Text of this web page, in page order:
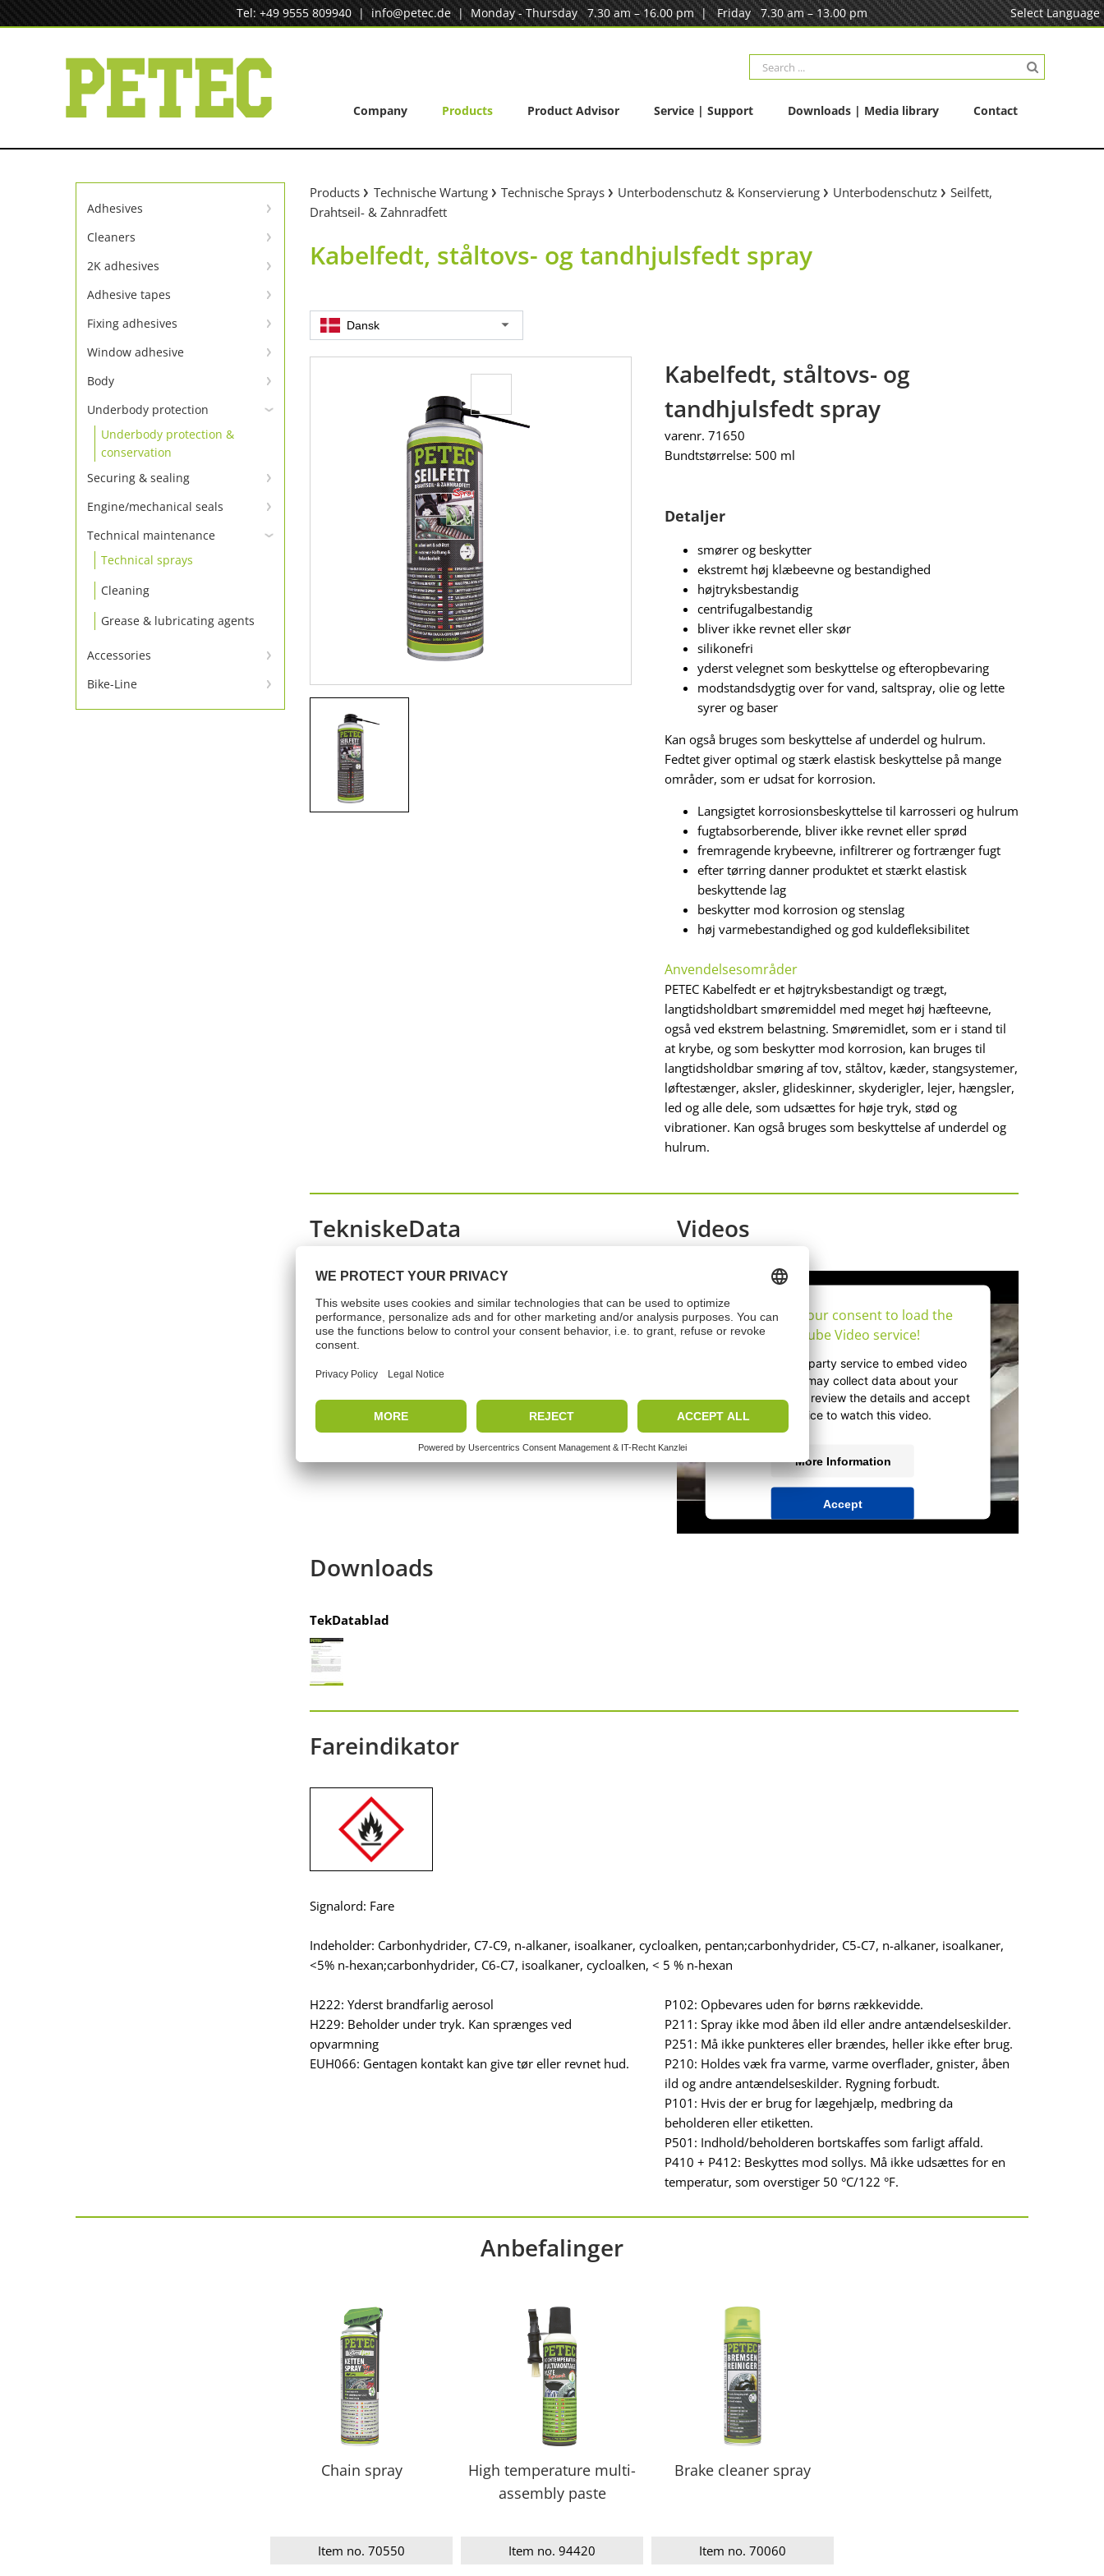
to
Tel: +49 9555 809940 |info@petec.de| Monday - Thursday 7.30 am – 16.00 pm | Friday 7.30 am – 13.00 pm Select Language
Search
for:
Company Products Product Advisor Service | Support Downloads | Media library Contact
Adhesives
Instant adhesives
SpeedBond adhesive system
Contact adhesives
Cleaners
Cleaners
2K adhesives
Universal repair
Metal repair
Adhesive tapes
TapeLine adhesive tapes
Fixing adhesives
Adhesion & sealing adhesive
Window adhesive
Window adhesion – primer not
Window adhesive Set
Window adhesive
Window adhesion accessories
Body
Body adhesive and sealant
Body repair
Underbody protection
Underbody protection &
conservation
Securing & sealing
Tighten screws
Locking
Sealing
Thread seals
Engine/mechanical seals
Engine sealants
Additive
Technical maintenance
Technical sprays
Cleaning
Grease & lubricating agents
Accessories
Accessories
Applicator guns
Bike-Line
Bike-Line
Products Technische Wartung Technische Sprays Unterbodenschutz & Konservierung Unterbodenschutz
Seilfett,
Drahtseil- & Zahnradfett
Kabelfedt, ståltovs- og tandhjulsfedt spray
Dansk
Kabelfedt, ståltovs- og
tandhjulsfedt spray
varenr. 71650
Bundtstørrelse: 500 ml
Detaljer
smører og beskytter
ekstremt høj klæbeevne og bestandighed
højtryksbestandig
centrifugalbestandig
bliver ikke revnet eller skør
silikonefri
yderst velegnet som beskyttelse og efteropbevaring
modstandsdygtig over for vand, saltspray, olie og lette
syrer og baser
Kan også bruges som beskyttelse af underdel og hulrum.
Fedtet giver optimal og stærk elastisk beskyttelse på mange
områder, som er udsat for korrosion.
Langsigtet korrosionsbeskyttelse til karrosseri og hulrum
fugtabsorberende, bliver ikke revnet eller sprød
fremragende krybeevne, infiltrerer og fortrænger fugt
efter tørring danner produktet et stærkt elastisk
beskyttende lag
beskytter mod korrosion og stenslag
høj varmebestandighed og god kuldefleksibilitet
Anvendelsesområder
PETEC Kabelfedt er et højtryksbestandigt og trægt,
langtidsholdbart smøremiddel med meget høj hæfteevne,
også ved ekstrem belastning. Smøremidlet, som er i stand til
at krybe, og som beskytter mod korrosion, kan bruges til
langtidsholdbar smøring af tov, ståltov, kæder, stangsystemer,
løftestænger, aksler, glideskinner, skyderigler, lejer, hængsler,
led og alle dele, som udsættes for høje tryk, stød og
vibrationer. Kan også bruges som beskyttelse af underdel og
hulrum.
TekniskeData
Base
Farver
Rav
Opbevaringstid
Temperaturbestandighed
Videos
We need your consent to load the
YouTube Video service!
We use a third party service to embed video
content that may collect data about your
activity. Please review the details and accept
the service to watch this video.
More Information
Accept
powered byUsercentrics Consent
Downloads
TekDatablad
Fareindikator
Signalord: Fare
Indeholder: Carbonhydrider, C7-C9, n-alkaner, isoalkaner, cycloalken, pentan;carbonhydrider, C5-C7, n-alkaner, isoalkaner,
<5% n-hexan;carbonhydrider, C6-C7, isoalkaner, cycloalken, < 5 % n-hexan
H222: Yderst brandfarlig aerosol
H229: Beholder under tryk. Kan sprænges ved
opvarmning
EUH066: Gentagen kontakt kan give tør eller revnet hud.
P102: Opbevares uden for børns rækkevidde.
P211: Spray ikke mod åben ild eller andre antændelseskilder.
P251: Må ikke punkteres eller brændes, heller ikke efter brug.
P210: Holdes væk fra varme, varme overflader, gnister, åben
ild og andre antændelseskilder. Rygning forbudt.
P101: Hvis der er brug for lægehjælp, medbring da
beholderen eller etiketten.
P501: Indhold/beholderen bortskaffes som farligt affald.
P410 + P412: Beskyttes mod sollys. Må ikke udsættes for en
temperatur, som overstiger 50 °C/122 °F.
Anbefalinger
Chain spray
Item no. 70550
High temperature multi-
assembly paste
Item no. 94420
Brake cleaner spray
Item no. 70060